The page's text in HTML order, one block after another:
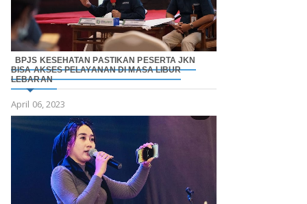
BPJS KESEHATAN PASTIKAN PESERTA JKN
BISA AKSES PELAYANAN DI MASA LIBUR
LEBARAN
April 06, 2023